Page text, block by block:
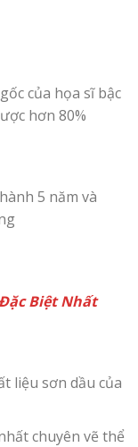
của họa sĩ bậc
hơn 80%
5 năm và
Biệt Nhất
liệu sơn dầu của
chuyên vẽ thể